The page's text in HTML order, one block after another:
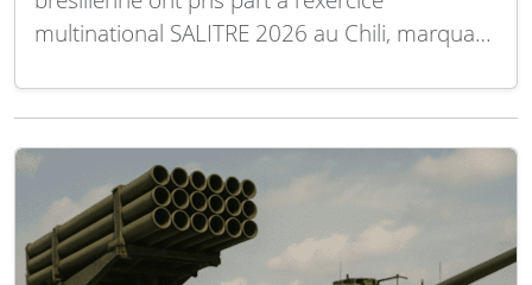
multinational SALITRE 2026 au Chili, marquant
appareil hors du territoire brésilien. Lors de
missions variées aux côtés de forces
aériennes chiliennes, argentines,
colombiennes,…Lire la suite